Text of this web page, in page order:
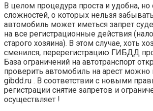
В целом процедура проста и удобна, но
сложностей, о которых нельзя
автомобиль может иметься запрет
на все регистрационные действия
старого хозяина). В этом случае, хоть
сменился, перерегистрацию ГИБДД
База ограничений на автотранспорт
проверить автомобиль на арест можно
gibdd.ru . В соответствии с новыми
регистрации снятие запретов и
осуществляет !